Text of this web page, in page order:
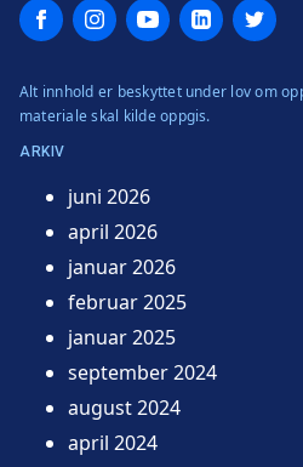
FacebookInstagramYouTubeLinkedInTwitter
Alt innhold er beskyttet under lov om
materiale skal kilde oppgis.
ARKIV
juni 2026
april 2026
januar 2026
februar 2025
januar 2025
september 2024
august 2024
april 2024